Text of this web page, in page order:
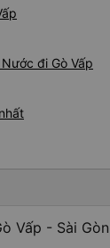
đi Gò Vấp
Vấp - Sài